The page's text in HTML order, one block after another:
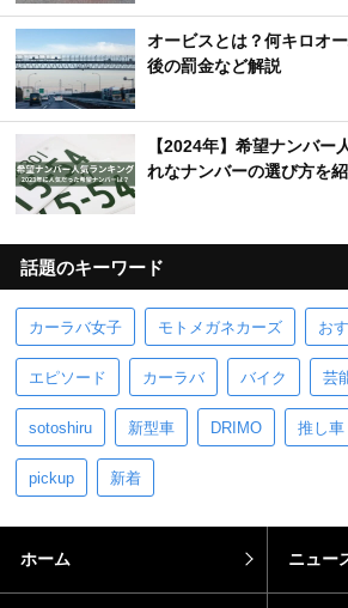
オービスとは？何キロオ
後の罰金など解説
【2024年】希望ナンバー
れなナンバーの選び方を
話題のキーワード
カーラバ女子 モトメガネカーズ お
エピソード カーラバ バイク 芸
sotoshiru 新型車 DRIMO 推し車
pickup 新着
ホーム ニュー